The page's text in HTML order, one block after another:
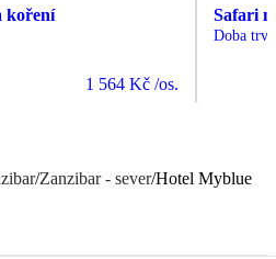
koření
1 564 Kč /os.
Safari
Doba
/Zanzibar - sever/Hotel Myblue